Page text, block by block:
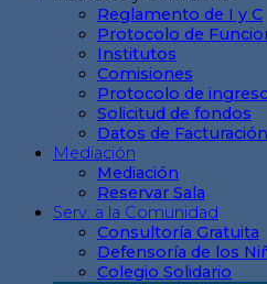
Reglamento de I y C
Protocolo de
Institutos
Comisiones
Protocolo de
Solicitud de fondos
Datos de
Mediación
Mediación
Reservar Sala
Serv. a la Comunidad
Consultoría Gratuita
Defensoría de los
Colegio Solidario